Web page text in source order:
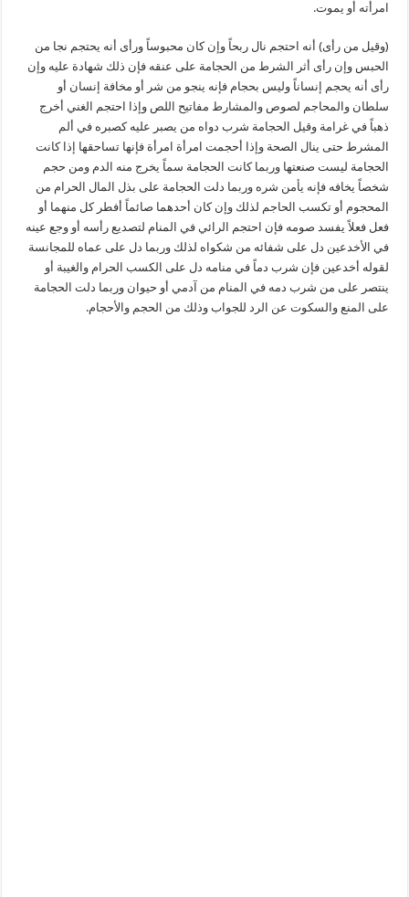
امرأته أو يموت.
(وقيل من رأى) أنه احتجم نال ربحاً وإن كان محبوساً ورأى أنه يحتجم نجا من
الحبس وإن رأى أثر الشرط من الحجامة على عنقه فإن ذلك شهادة عليه وإن
رأى أنه يحجم إنساناً وليس بحجام فإنه ينجو من شر أو مخافة إنسان أو
سلطان والمحاجم لصوص والمشارط مفاتيح اللص وإذا احتجم الغني أخرج
ذهباً في غرامة وقيل الحجامة شرب دواه من يصبر عليه كصبره في ألم
المشرط حتى ينال الصحة وإذا أحجمت امرأة امرأة فإنها تساحقها إذا كانت
الحجامة ليست صنعتها وربما كانت الحجامة سماً يخرج منه الدم ومن حجم
شخصاً يخافه فإنه يأمن شره وربما دلت الحجامة على بذل المال الحرام من
المحجوم أو تكسب الحاجم لذلك وإن كان أحدهما صائماً أفطر كل منهما أو
فعل فعلاً يفسد صومه فإن احتجم الرائي في المنام لتصديع رأسه أو وجع عينه
في الأخدعين دل على شفائه من شكواه لذلك وربما دل على عماه للمجانسة
لقوله أخدعين فإن شرب دماً في منامه دل على الكسب الحرام والغيبة أو
ينتصر على من شرب دمه في المنام من آدمي أو حيوان وربما دلت الحجامة
على المنع والسكوت عن الرد للجواب وذلك من الحجم والأحجام.